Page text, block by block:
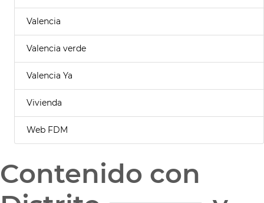
Valencia
Valencia verde
Valencia Ya
Vivienda
Web FDM
Contenido con